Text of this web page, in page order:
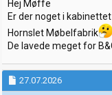
Hej Møffe
Er der noget i
Hornslet Møbelfabrik
De lavede meget for
27.07.2026